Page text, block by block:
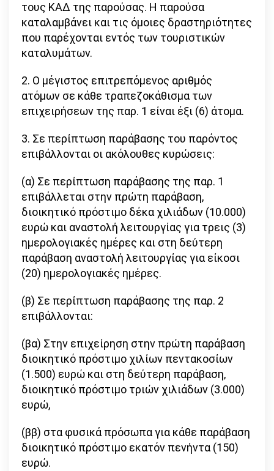
τους ΚΑΔ της παρούσας. Η παρούσα
καταλαμβάνει και τις όμοιες δραστηριότητες
που παρέχονται εντός των τουριστικών
καταλυμάτων.
2. Ο μέγιστος επιτρεπόμενος αριθμός
ατόμων σε κάθε τραπεζοκάθισμα των
επιχειρήσεων της παρ. 1 είναι έξι (6) άτομα.
3. Σε περίπτωση παράβασης του παρόντος
επιβάλλονται οι ακόλουθες κυρώσεις:
(α) Σε περίπτωση παράβασης της παρ. 1
επιβάλλεται στην πρώτη παράβαση,
διοικητικό πρόστιμο δέκα χιλιάδων (10.000)
ευρώ και αναστολή λειτουργίας για τρεις (3)
ημερολογιακές ημέρες και στη δεύτερη
παράβαση αναστολή λειτουργίας για είκοσι
(20) ημερολογιακές ημέρες.
(β) Σε περίπτωση παράβασης της παρ. 2
επιβάλλονται:
(βα) Στην επιχείρηση στην πρώτη παράβαση
διοικητικό πρόστιμο χιλίων πεντακοσίων
(1.500) ευρώ και στη δεύτερη παράβαση,
διοικητικό πρόστιμο τριών χιλιάδων (3.000)
ευρώ,
(ββ) στα φυσικά πρόσωπα για κάθε παράβαση
διοικητικό πρόστιμο εκατόν πενήντα (150)
ευρώ.